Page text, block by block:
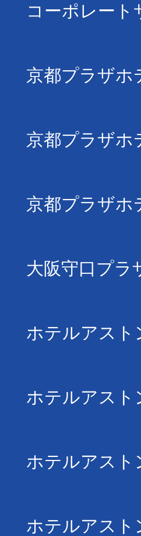
コーポレート
京都プラザホ
京都プラザホ
京都プラザホ
大阪守口プラ
ホテルアスト
ホテルアスト
ホテルアスト
ホテルアスト